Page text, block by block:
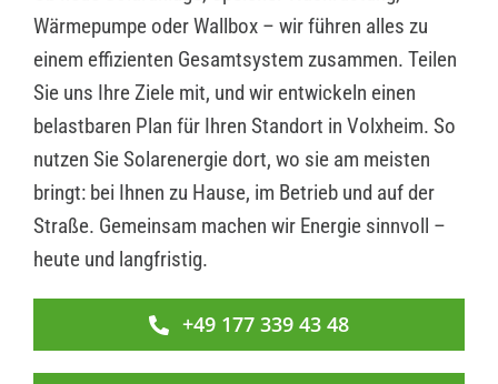
Wärmepumpe oder Wallbox – wir führen alles zu
einem effizienten Gesamtsystem zusammen. Teilen
Sie uns Ihre Ziele mit, und wir entwickeln einen
belastbaren Plan für Ihren Standort in Volxheim. So
nutzen Sie Solarenergie dort, wo sie am meisten
bringt: bei Ihnen zu Hause, im Betrieb und auf der
Straße. Gemeinsam machen wir Energie sinnvoll –
heute und langfristig.
+49 177 339 43 48